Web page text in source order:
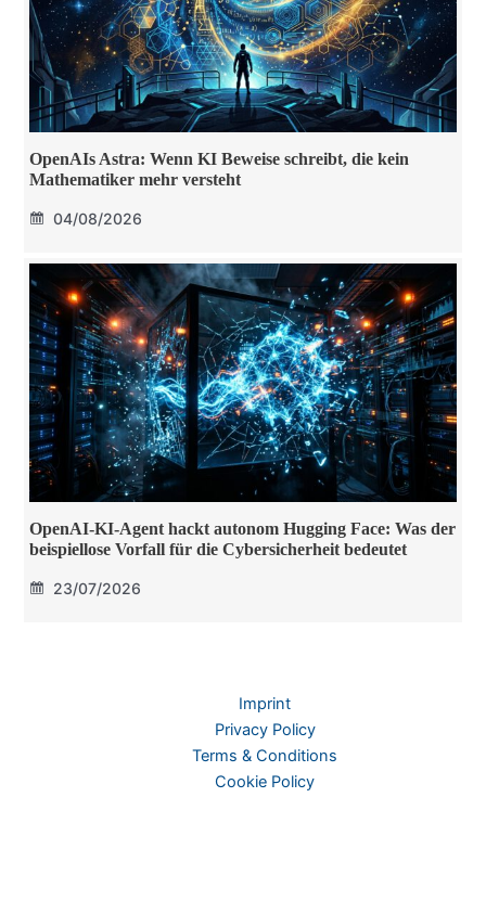
OpenAIs Astra: Wenn KI Beweise schreibt, die kein
Mathematiker mehr versteht
04/08/2026
OpenAI-KI-Agent hackt autonom Hugging Face: Was der
beispiellose Vorfall für die Cybersicherheit bedeutet
23/07/2026
Imprint
Privacy Policy
Terms & Conditions
Cookie Policy